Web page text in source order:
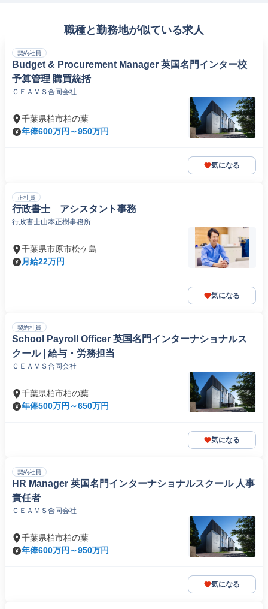
職種と勤務地が似ている求人
契約社員
Budget & Procurement Manager 英国名門インター校
予算管理 購買統括
ＣＥＡＭＳ合同会社
千葉県柏市柏の葉
年俸600万円～950万円
気になる
正社員
行政書士 アシスタント事務
行政書士山本正樹事務所
千葉県市原市松ケ島
月給22万円
気になる
契約社員
School Payroll Officer 英国名門インターナショナルス
クール | 給与・労務担当
ＣＥＡＭＳ合同会社
千葉県柏市柏の葉
年俸500万円～650万円
気になる
契約社員
HR Manager 英国名門インターナショナルスクール 人事
責任者
ＣＥＡＭＳ合同会社
千葉県柏市柏の葉
年俸600万円～950万円
気になる